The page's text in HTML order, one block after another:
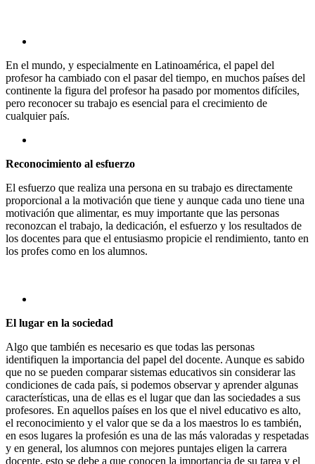
En el mundo, y especialmente en Latinoamérica, el papel del
profesor ha cambiado con el pasar del tiempo, en muchos países del
continente la figura del profesor ha pasado por momentos difíciles,
pero reconocer su trabajo es esencial para el crecimiento de
cualquier país.
Reconocimiento al esfuerzo
El esfuerzo que realiza una persona en su trabajo es directamente
proporcional a la motivación que tiene y aunque cada uno tiene una
motivación que alimentar, es muy importante que las personas
reconozcan el trabajo, la dedicación, el esfuerzo y los resultados de
los docentes para que el entusiasmo propicie el rendimiento, tanto en
los profes como en los alumnos.
El lugar en la sociedad
Algo que también es necesario es que todas las personas
identifiquen la importancia del papel del docente. Aunque es sabido
que no se pueden comparar sistemas educativos sin considerar las
condiciones de cada país, si podemos observar y aprender algunas
características, una de ellas es el lugar que dan las sociedades a sus
profesores. En aquellos países en los que el nivel educativo es alto,
el reconocimiento y el valor que se da a los maestros lo es también,
en esos lugares la profesión es una de las más valoradas y respetadas
y en general, los alumnos con mejores puntajes eligen la carrera
docente, esto se debe a que conocen la importancia de su tarea y el